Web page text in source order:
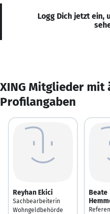
Logg Dich jetzt ein,
XING Mitglieder mit
Profilangaben
Reyhan Ekici
Sachbearbeiterin
Wohngeldbehörde
Beate